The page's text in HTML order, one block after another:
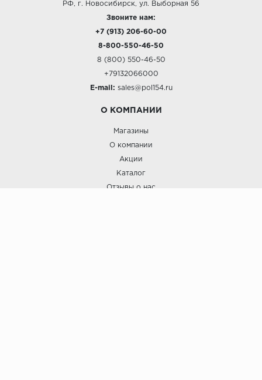
РФ, г. Новосибирск, ул. Выборная 56
Звоните нам:
+7 (913) 206-60-00
8-800-550-46-50
8 (800) 550-46-50
+79132066000
E-mail: sales@pol154.ru
О КОМПАНИИ
Магазины
О компании
Акции
Каталог
Отзывы о нас